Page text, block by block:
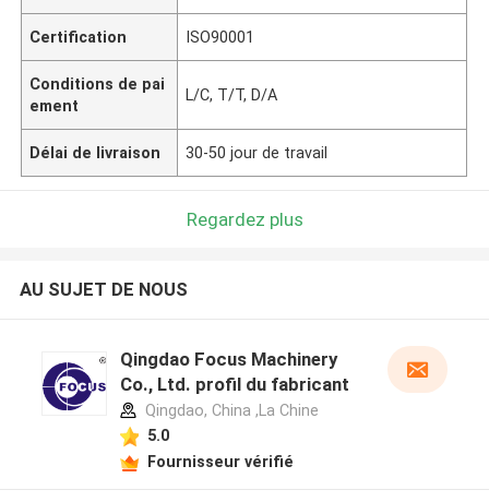
Certification ISO90001
Conditions de pai
ement
L/C, T/T, D/A
Délai de livraison 30-50 jour de travail
Regardez plus
AU SUJET DE NOUS
Qingdao Focus Machinery
Co., Ltd. profil du fabricant
Qingdao, China ,La Chine
5.0
Fournisseur vérifié